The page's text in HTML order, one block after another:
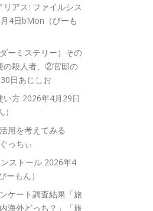
アス: ファイルシス
4日bMon（びーも
ーミステリー）その
の殺人者、②官邸の
日あじしお
い方 2026年4月29日
用を考えてみる
っちぃ
ストール 2026年4
ーもん）
ケート調査結果「旅
海外どっち？」「旅